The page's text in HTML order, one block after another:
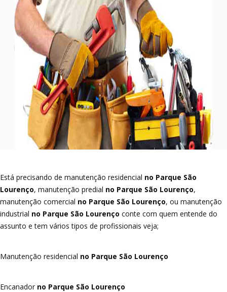
Está precisando de manutenção residencial no Parque São
Lourenço, manutenção predial no Parque São Lourenço,
manutenção comercial no Parque São Lourenço, ou manutenção
industrial no Parque São Lourenço conte com quem entende do
assunto e tem vários tipos de profissionais veja;
Manutenção residencial no Parque São Lourenço
Encanador no Parque São Lourenço